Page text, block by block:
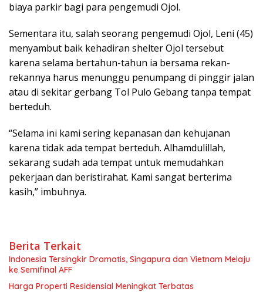
biaya parkir bagi para pengemudi Ojol.
Sementara itu, salah seorang pengemudi Ojol, Leni (45)
menyambut baik kehadiran shelter Ojol tersebut
karena selama bertahun-tahun ia bersama rekan-
rekannya harus menunggu penumpang di pinggir jalan
atau di sekitar gerbang Tol Pulo Gebang tanpa tempat
berteduh.
“Selama ini kami sering kepanasan dan kehujanan
karena tidak ada tempat berteduh. Alhamdulillah,
sekarang sudah ada tempat untuk memudahkan
pekerjaan dan beristirahat. Kami sangat berterima
kasih,” imbuhnya.
Berita Terkait
Indonesia Tersingkir Dramatis, Singapura dan Vietnam Melaju
ke Semifinal AFF
Harga Properti Residensial Meningkat Terbatas